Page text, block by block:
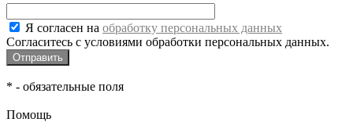
Я согласен на обработку персональных данных
Согласитесь с условиями обработки персональных данных.
* - обязательные поля
Помощь